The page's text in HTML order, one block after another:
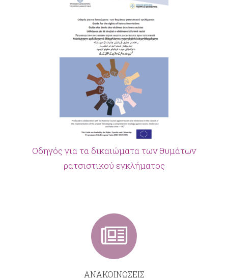
Οδηγός για τα δικαιώματα των θυμάτων
ρατσιστικού εγκλήματος
ΑΝΑΚΟΙΝΩΣΕΙΣ